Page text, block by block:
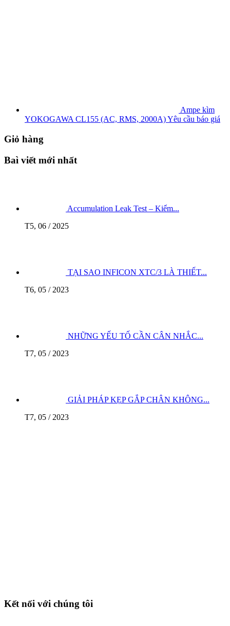
Ampe kìm
YOKOGAWA CL155 (AC, RMS, 2000A)Yêu cầu báo giá
Giỏ hàng
Baì viết mới nhất
Accumulation Leak Test – Kiểm...
T5, 06 / 2025
TẠI SAO INFICON XTC/3 LÀ THIẾT...
T6, 05 / 2023
NHỮNG YẾU TỐ CẦN CÂN NHẮC...
T7, 05 / 2023
GIẢI PHÁP KẸP GẮP CHÂN KHÔNG...
T7, 05 / 2023
Kết nối với chúng tôi